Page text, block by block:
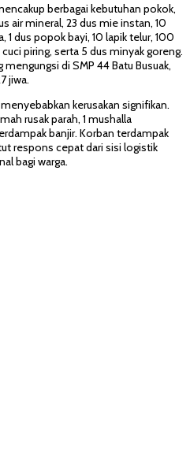
berbagai kebutuhan pokok,
air mineral, 23 dus mie instan, 10
1 dus popok bayi, 10 lapik telur, 100
piring, serta 5 dus minyak goreng.
di SMP 44 Batu Busuak,
jiwa.
kerusakan signifikan.
rusak parah, 1 mushalla
banjir. Korban terdampak
respons cepat dari sisi logistik
bagi warga.